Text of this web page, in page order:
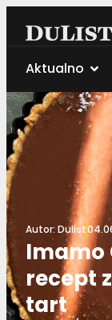
Aktualno
Autor:Dulist
Imamo
recept
tart